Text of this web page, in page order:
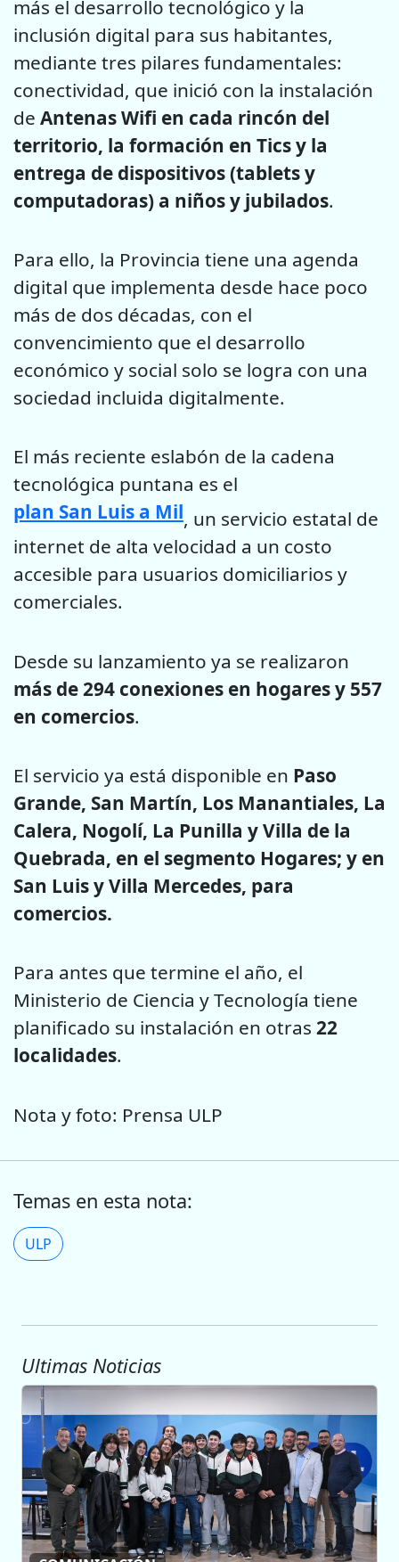
más el desarrollo tecnológico y la
inclusión digital para sus habitantes,
mediante tres pilares fundamentales:
conectividad, que inició con la instalación
de Antenas Wifi en cada rincón del
territorio, la formación en Tics y la
entrega de dispositivos(tablets y
computadoras) a niños y jubilados.
Para ello, la Provincia tiene una agenda
digital que implementa desde hace poco
más de dos décadas, con el
convencimiento que el desarrollo
económico y social solo se logra con una
sociedad incluida digitalmente.
El más reciente eslabón de la cadena
tecnológica puntana es el
plan San Luis a Mil, un servicio estatal de
internet de alta velocidad a un costo
accesible para usuarios domiciliarios y
comerciales.
Desde su lanzamiento ya se realizaron
más de 294 conexiones en hogares y 557
en comercios.
El servicio ya está disponible en Paso
Grande, San Martín, Los Manantiales, La
Calera, Nogolí, La Punilla y Villa de la
Quebrada, en el segmento Hogares; y en
San Luis y Villa Mercedes, para
comercios.
Para antes que termine el año, el
Ministerio de Ciencia y Tecnología tiene
planificado su instalación en otras 22
localidades.
Nota y foto: Prensa ULP
Temas en esta nota:
ULP
Ultimas Noticias